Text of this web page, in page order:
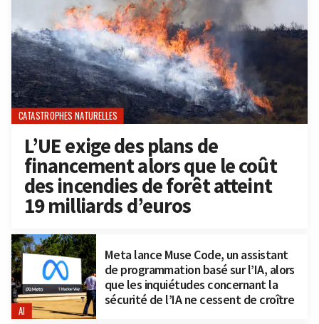
CATASTROPHES NATURELLES
L’UE exige des plans de
financement alors que le coût
des incendies de forêt atteint
19 milliards d’euros
AI
Meta lance Muse Code, un assistant
de programmation basé sur l’IA, alors
que les inquiétudes concernant la
sécurité de l’IA ne cessent de croître